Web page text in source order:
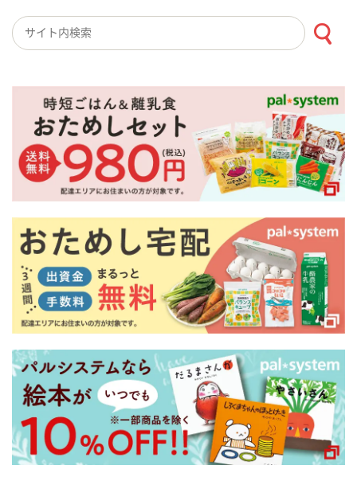
検索キーワード入力